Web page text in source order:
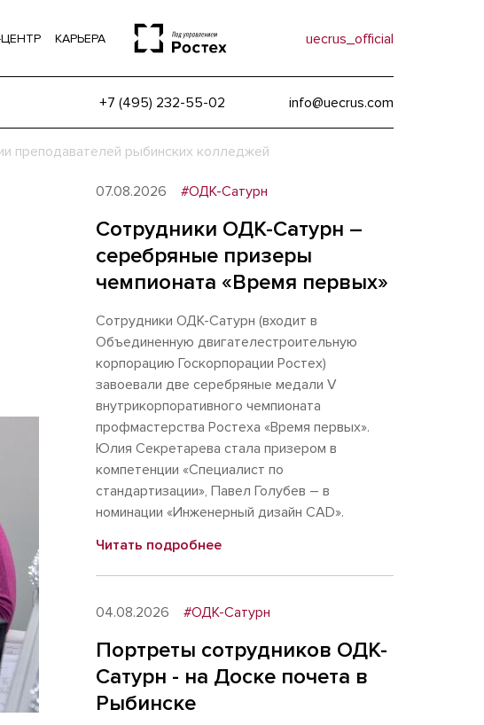
КАРЬЕРА uecrus_official
+7 (495) 232-55-02 info@uecrus.com
преподавателей рыбинских колледжей
07.08.2026 #ОДК-Сатурн
Сотрудники ОДК-Сатурн –
серебряные призеры
чемпионата «Время первых»
Сотрудники ОДК-Сатурн (входит в
Объединенную двигателестроительную
корпорацию Госкорпорации Ростех)
завоевали две серебряные медали V
внутрикорпоративного чемпионата
профмастерства Ростеха «Время первых».
Юлия Секретарева стала призером в
компетенции «Специалист по
стандартизации», Павел Голубев – в
номинации «Инженерный дизайн CAD».
Читать подробнее
04.08.2026 #ОДК-Сатурн
Портреты сотрудников ОДК-
Сатурн - на Доске почета в
Рыбинске